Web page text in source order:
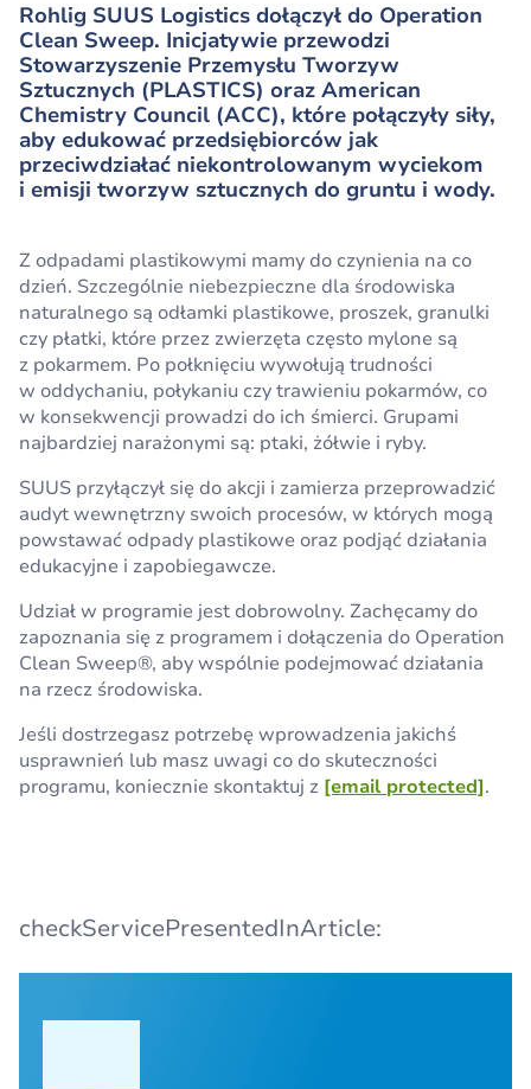
Rohlig SUUS Logistics dołączył do Operation
Clean Sweep. Inicjatywie przewodzi
Stowarzyszenie Przemysłu Tworzyw
Sztucznych (PLASTICS) oraz American
Chemistry Council (ACC), które połączyły siły,
aby edukować przedsiębiorców jak
przeciwdziałać niekontrolowanym wyciekom
i emisji tworzyw sztucznych do gruntu i wody.
Z odpadami plastikowymi mamy do czynienia na co
dzień. Szczególnie niebezpieczne dla środowiska
naturalnego są odłamki plastikowe, proszek, granulki
czy płatki, które przez zwierzęta często mylone są
z pokarmem. Po połknięciu wywołują trudności
w oddychaniu, połykaniu czy trawieniu pokarmów, co
w konsekwencji prowadzi do ich śmierci. Grupami
najbardziej narażonymi są: ptaki, żółwie i ryby.
SUUS przyłączył się do akcji i zamierza przeprowadzić
audyt wewnętrzny swoich procesów, w których mogą
powstawać odpady plastikowe oraz podjąć działania
edukacyjne i zapobiegawcze.
Udział w programie jest dobrowolny. Zachęcamy do
zapoznania się z programem i dołączenia do Operation
Clean Sweep®, aby wspólnie podejmować działania
na rzecz środowiska.
Jeśli dostrzegasz potrzebę wprowadzenia jakichś
usprawnień lub masz uwagi co do skuteczności
programu, koniecznie skontaktuj z [email protected].
checkServicePresentedInArticle: